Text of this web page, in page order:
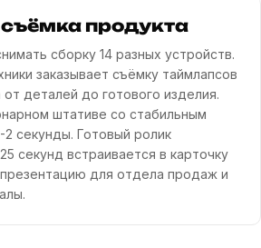
продукта
сборку 14 разных устройств.
заказывает съёмку таймлапсов
деталей до готового изделия.
штативе со стабильным
2 секунды. Готовый ролик
секунд встраивается в карточку
для отдела продаж и